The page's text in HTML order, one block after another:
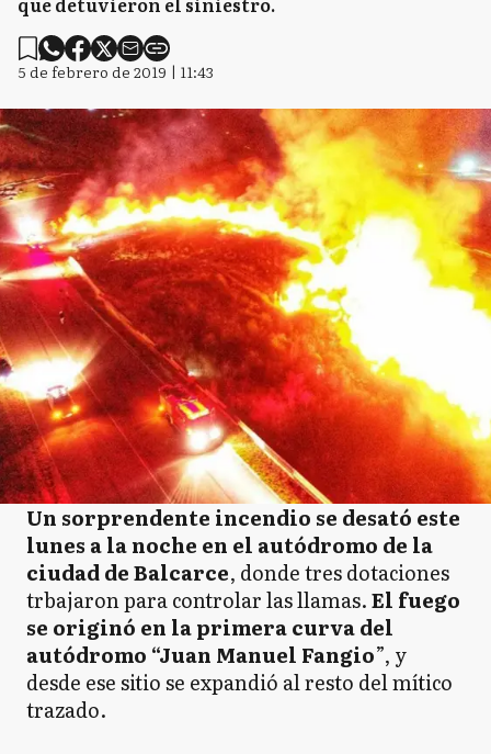
5 de febrero de 2019 | 11:43
Un sorprendente incendio se desató este
lunes a la noche en el autódromo de la
ciudad de Balcarce, donde tres dotaciones
trbajaron para controlar las llamas.El fuego
se originó en la primera curva del
autódromo “Juan Manuel Fangio”, y
desde ese sitio se expandió al resto del mítico
trazado.